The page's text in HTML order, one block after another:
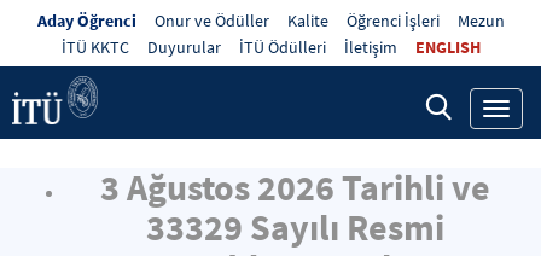
Aday Öğrenci Onur ve Ödüller Kalite Öğrenci İşleri
Mezun
İTÜ KKTC
Duyurular İTÜ Ödülleri İletişim ENGLISH
3 Ağustos 2026 Tarihli ve
33329 Sayılı Resmi